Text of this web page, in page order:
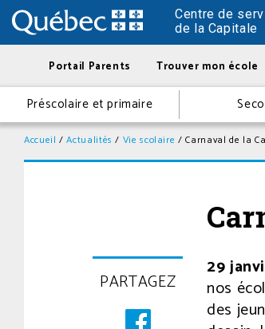
Centre de
de la Capitale
Portail Parents Trouver mon école
Préscolaire et primaire
Accueil /Actualités / Vie scolaire /Carnaval de la
Posté
le
29
janvier
PARTAGEZ
29
nos
des